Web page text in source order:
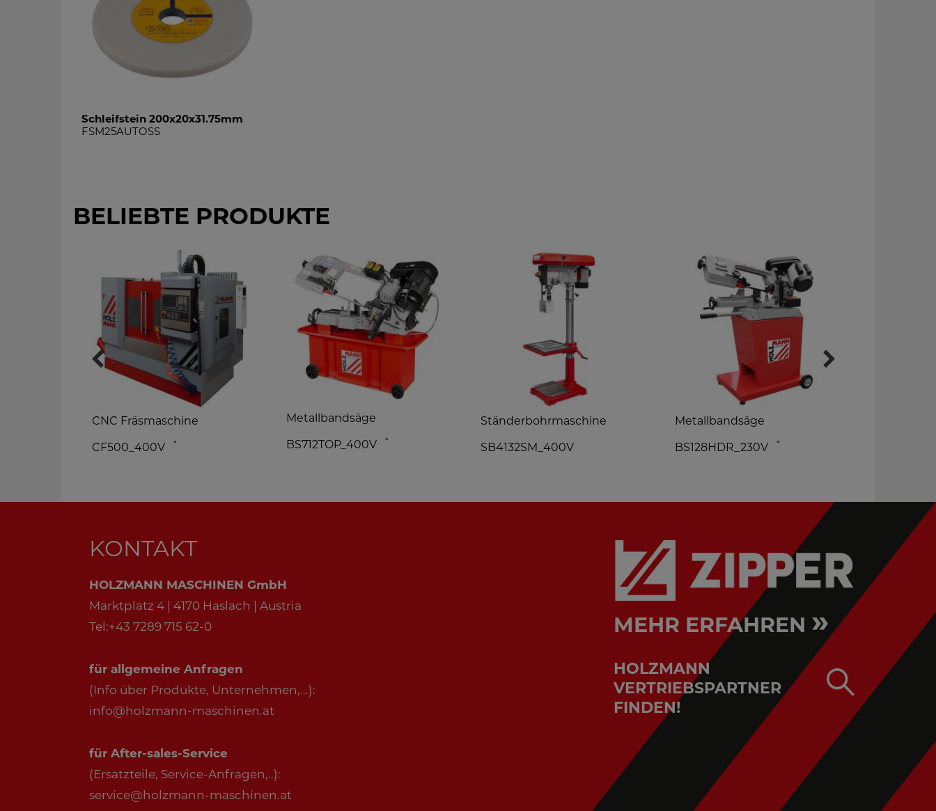
Schleifstein 200x20x31.75mm
FSM25AUTOSS
BELIEBTE PRODUKTE
CNC Fräsmaschine
CF500_400V *
Metallbandsäge
BS712TOP_400V *
Ständerbohrmaschine
SB4132SM_400V
Metallbandsäge
BS128HDR_230V *
KONTAKT
HOLZMANN MASCHINEN GmbH
Marktplatz 4 | 4170 Haslach | Austria
Tel:+43 7289 715 62-0
für allgemeine Anfragen
(Info über Produkte, Unternehmen,...):
info@holzmann-maschinen.at
für After-sales-Service
(Ersatzteile, Service-Anfragen,..):
service@holzmann-maschinen.at
MEHR ERFAHREN »
HOLZMANN
VERTRIEBSPARTNER
FINDEN!